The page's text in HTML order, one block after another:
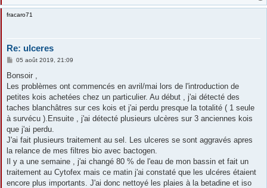
fracaro71
Re: ulceres
M
s
a
g
05 août 2019, 21:09
Bonsoir ,
Les problèmes ont commencés en avril/mai lors de l'introduction de
petites kois achetées chez un particulier. Au début , j'ai détecté des
taches blanchâtres sur ces kois et j'ai perdu presque la totalité ( 1 seule
à survécu ).Ensuite , j'ai détecté plusieurs ulcères sur 3 anciennes kois
que j'ai perdu.
J'ai fait plusieurs traitement au sel. Les ulceres se sont aggravés apres
la relance de mes filtres bio avec bactogen.
Il y a une semaine , j'ai changé 80 % de l'eau de mon bassin et fait un
traitement au Cytofex mais ce matin j'ai constaté que les ulcéres étaient
encore plus importants. J'ai donc nettoyé les plaies à la betadine et iso